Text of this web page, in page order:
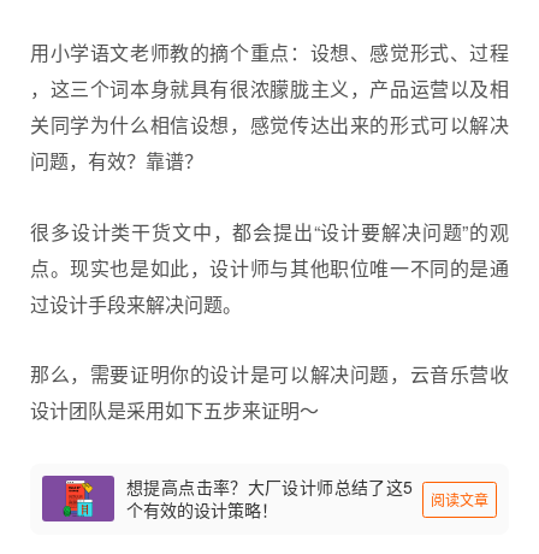
用小学语文老师教的摘个重点：设想、感觉形式、过程
，这三个词本身就具有很浓朦胧主义，产品运营以及相
关同学为什么相信设想，感觉传达出来的形式可以解决
问题，有效？靠谱？
很多设计类干货文中，都会提出“设计要解决问题”的观
点。现实也是如此，设计师与其他职位唯一不同的是通
过设计手段来解决问题。
那么，需要证明你的设计是可以解决问题，云音乐营收
设计团队是采用如下五步来证明～
想提高点击率？大厂设计师总结了这5
个有效的设计策略！
阅读文章